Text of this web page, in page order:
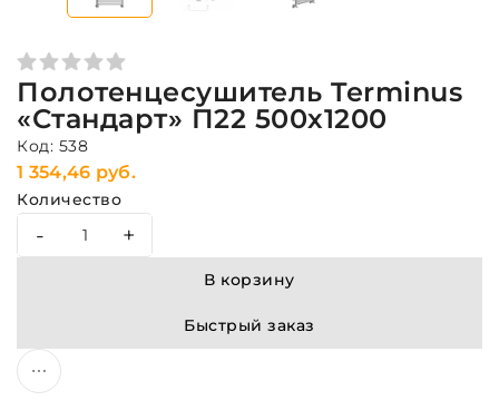
Полотенцесушитель Terminus
«Стандарт» П22 500х1200
Код: 538
1 354,46 руб.
Количество
- +
В корзину
Быстрый заказ